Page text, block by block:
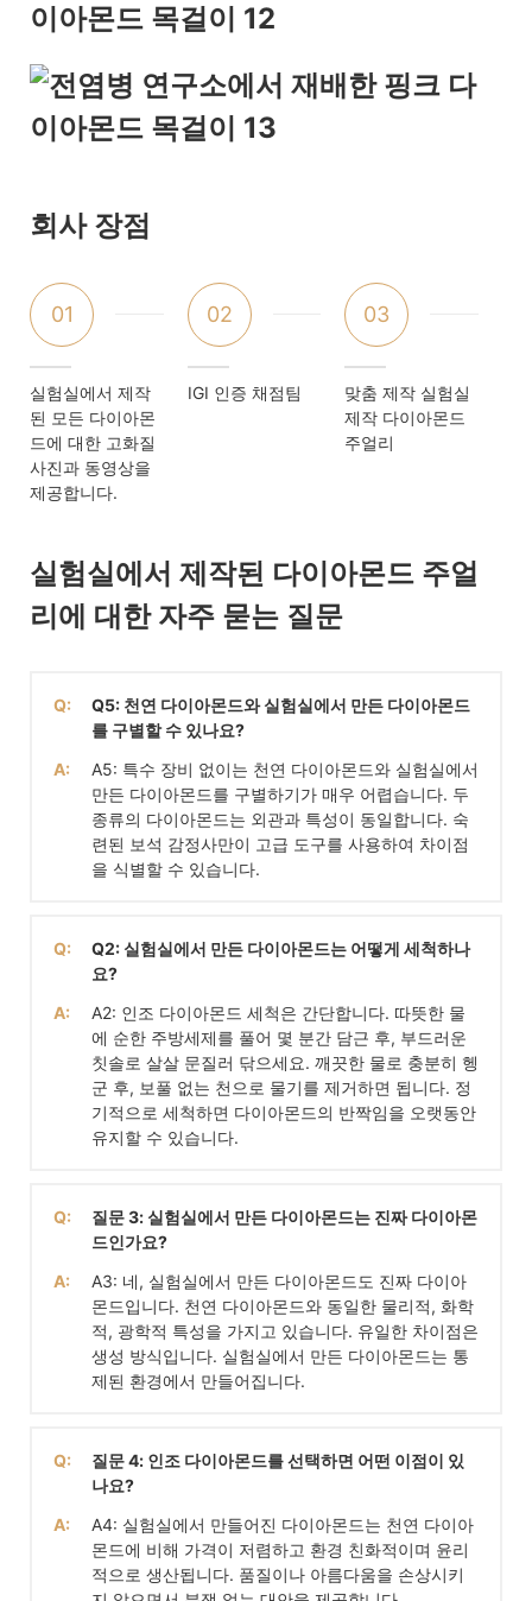
회사 장점
01
실험실에서 제작
된 모든 다이아몬
드에 대한 고화질
사진과 동영상을
제공합니다.
02
IGI 인증 채점팀
03
맞춤 제작 실험실
제작 다이아몬드
주얼리
실험실에서 제작된 다이아몬드 주얼
리에 대한 자주 묻는 질문
Q:
Q5: 천연 다이아몬드와 실험실에서 만든 다이아몬드
를 구별할 수 있나요?
A:
A5: 특수 장비 없이는 천연 다이아몬드와 실험실에서
만든 다이아몬드를 구별하기가 매우 어렵습니다. 두
종류의 다이아몬드는 외관과 특성이 동일합니다. 숙
련된 보석 감정사만이 고급 도구를 사용하여 차이점
을 식별할 수 있습니다.
Q:
Q2: 실험실에서 만든 다이아몬드는 어떻게 세척하나
요?
A:
A2: 인조 다이아몬드 세척은 간단합니다. 따뜻한 물
에 순한 주방세제를 풀어 몇 분간 담근 후, 부드러운
칫솔로 살살 문질러 닦으세요. 깨끗한 물로 충분히 헹
군 후, 보풀 없는 천으로 물기를 제거하면 됩니다. 정
기적으로 세척하면 다이아몬드의 반짝임을 오랫동안
유지할 수 있습니다.
Q:
질문 3: 실험실에서 만든 다이아몬드는 진짜 다이아몬
드인가요?
A:
A3: 네, 실험실에서 만든 다이아몬드도 진짜 다이아
몬드입니다. 천연 다이아몬드와 동일한 물리적, 화학
적, 광학적 특성을 가지고 있습니다. 유일한 차이점은
생성 방식입니다. 실험실에서 만든 다이아몬드는 통
제된 환경에서 만들어집니다.
Q:
질문 4: 인조 다이아몬드를 선택하면 어떤 이점이 있
나요?
A:
A4: 실험실에서 만들어진 다이아몬드는 천연 다이아
몬드에 비해 가격이 저렴하고 환경 친화적이며 윤리
적으로 생산됩니다. 품질이나 아름다움을 손상시키